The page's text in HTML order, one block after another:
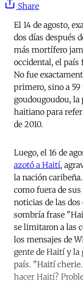
Share
El 14 de agosto,
dos días después
más mortífero
occidental, el país
No fue
primero, sino a 59
goudougoudou,
haitiano para
de 2010.
Luego, el 16 de
azotó a Haití,
la nación
como fuera de
noticias de las
sombría frase
se limitaron a las
los mensajes de
gente de Haití y la
país. "Haití cherie.
hacer Haití?